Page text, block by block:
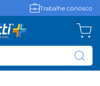
Trabalhe conosco